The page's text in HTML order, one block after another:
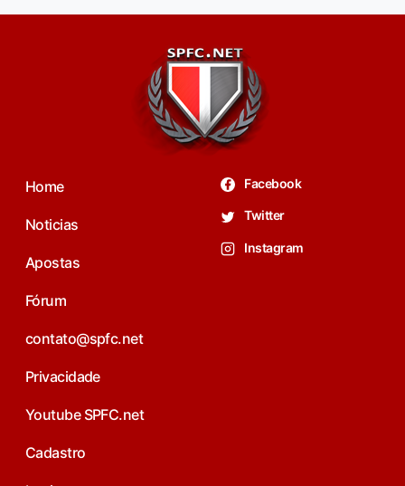
Home
Noticias
Apostas
Fórum
contato@spfc.net
Privacidade
Youtube SPFC.net
Cadastro
Facebook
Twitter
Instagram